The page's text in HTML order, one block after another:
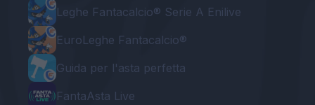
Leghe Fantacalcio® Serie A Enilive
EuroLeghe Fantacalcio®
Guida per l'asta perfetta
FantaAsta Live